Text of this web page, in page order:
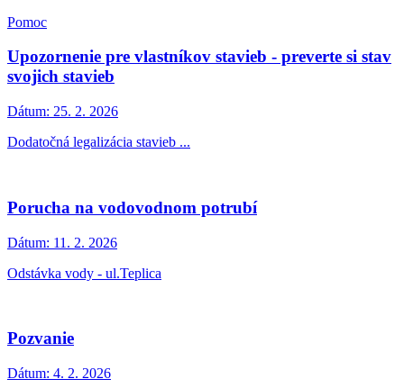
Pomoc
Upozornenie pre vlastníkov stavieb - preverte si stav
svojich stavieb
Dátum: 25. 2. 2026
Dodatočná legalizácia stavieb ...
Porucha na vodovodnom potrubí
Dátum: 11. 2. 2026
Odstávka vody - ul.Teplica
Pozvanie
Dátum: 4. 2. 2026